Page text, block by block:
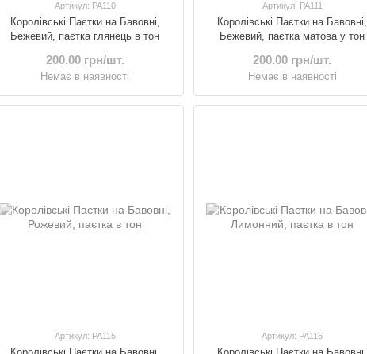
Артикул: PA110
Королівські Паєтки на Бавовні,
Бежевий, паєтка глянець в тон
200.00 грн/шт.
Немає в наявності
Артикул: PA111
Королівські Паєтки на Бавовні,
Бежевий, паєтка матова у тон
200.00 грн/шт.
Немає в наявності
Артикул: PA115 Артикул: PA116